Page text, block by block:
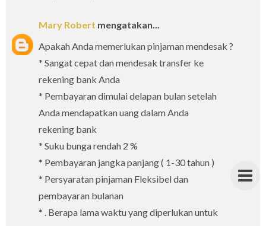
Mary Robert mengatakan...
Apakah Anda memerlukan pinjaman mendesak ?
* Sangat cepat dan mendesak transfer ke
rekening bank Anda
* Pembayaran dimulai delapan bulan setelah
Anda mendapatkan uang dalam Anda
rekening bank
* Suku bunga rendah 2 %
* Pembayaran jangka panjang ( 1-30 tahun )
* Persyaratan pinjaman Fleksibel dan
pembayaran bulanan
* . Berapa lama waktu yang diperlukan untuk